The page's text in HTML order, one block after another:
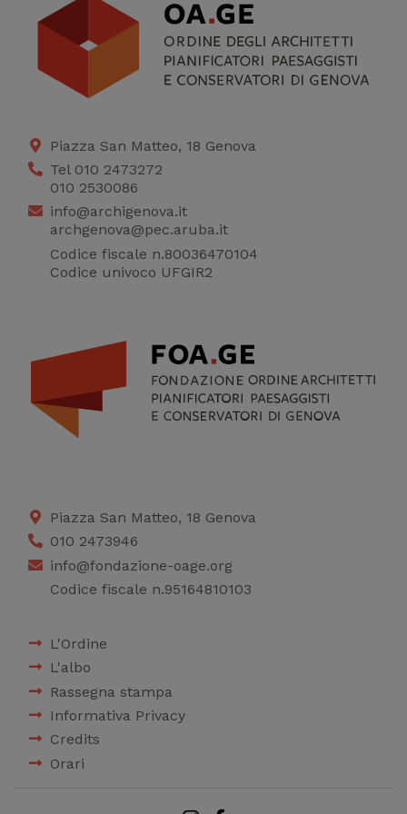
Cookie di profilazione
Ci permettono di
raccogliere dati
Piazza San Matteo, 18 Genova
Tel 010 2473272
010 2530086
info@archigenova.it
archgenova@pec.aruba.it
Codice fiscale n.80036470104
Codice univoco UFGIR2
Piazza San Matteo, 18 Genova
010 2473946
info@fondazione-oage.org
Codice fiscale n.95164810103
L'Ordine
L'albo
Rassegna stampa
Informativa Privacy
Credits
Orari